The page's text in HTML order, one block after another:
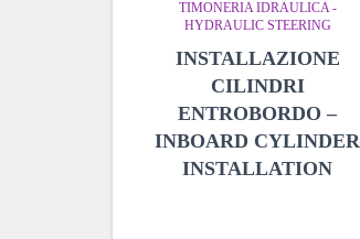
TIMONERIA IDRAULICA -
HYDRAULIC STEERING
INSTALLAZIONE
CILINDRI
ENTROBORDO –
INBOARD CYLINDER
INSTALLATION